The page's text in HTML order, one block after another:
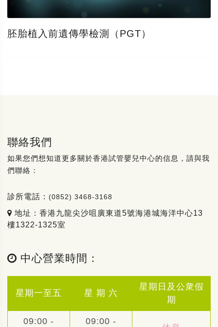
胚胎植入前遺傳學檢測（PGT）
聯絡我們
如果您們想知道更多關於香港試管嬰兒中心的信息，請與我
們聯絡：
診所電話： (0852) 3468-3168
地址：香港九龍尖沙咀廣東道5號海港城海洋中心13
樓1322-1325室
中心營業時間：
星期一至五 星 期 六
星期日及公衆假
期
09:00 - 09:00 -